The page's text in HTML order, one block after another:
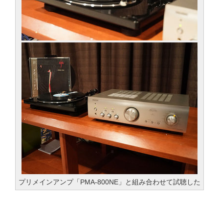
プリメインアンプ「PMA-800NE」と組み合わせて試聴した